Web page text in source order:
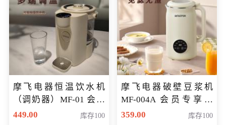
摩飞电器恒温饮水机
（调奶器）MF-01 会员
专享价366元
449.00 库存100
摩飞电器破壁豆浆机
MF-004A 会员专享价
168元
359.00 库存100